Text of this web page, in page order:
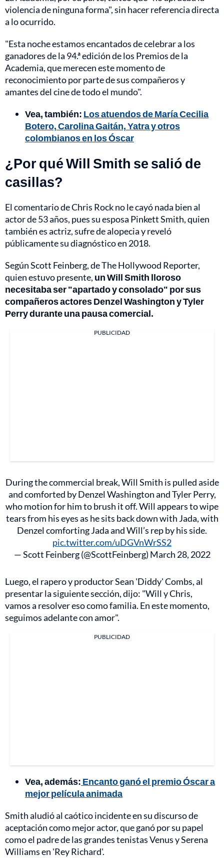
violencia de ninguna forma", sin hacer referencia directa
a lo ocurrido.
"Esta noche estamos encantados de celebrar a los
ganadores de la 94.ª edición de los Premios de la
Academia, que merecen este momento de
reconocimiento por parte de sus compañeros y
amantes del cine de todo el mundo".
Vea, también: Los atuendos de María Cecilia
Botero, Carolina Gaitán, Yatra y otros
colombianos en los Óscar
¿Por qué Will Smith se salió de
casillas?
El comentario de Chris Rock no le cayó nada bien al
actor de 53 años, pues su esposa Pinkett Smith, quien
también es actriz, sufre de alopecia y reveló
públicamente su diagnóstico en 2018.
Según Scott Feinberg, de The Hollywood Reporter,
quien estuvo presente, un Will Smith lloroso
necesitaba ser "apartado y consolado" por sus
compañeros actores Denzel Washington y Tyler
Perry durante una pausa comercial.
PUBLICIDAD
During the commercial break, Will Smith is pulled aside
and comforted by Denzel Washington and Tyler Perry,
who motion for him to brush it off. Will appears to wipe
tears from his eyes as he sits back down with Jada, with
Denzel comforting Jada and Will’s rep by his side.
pic.twitter.com/uDGVnWrSS2
— Scott Feinberg (@ScottFeinberg) March 28, 2022
Luego, el rapero y productor Sean 'Diddy' Combs, al
presentar la siguiente sección, dijo: "Will y Chris,
vamos a resolver eso como familia. En este momento,
seguimos adelante con amor".
PUBLICIDAD
Vea, además: Encanto ganó el premio Óscar a
mejor película animada
Smith aludió al caótico incidente en su discurso de
aceptación como mejor actor, que ganó por su papel
como el padre de las grandes tenistas Venus y Serena
Williams en 'Rey Richard'.